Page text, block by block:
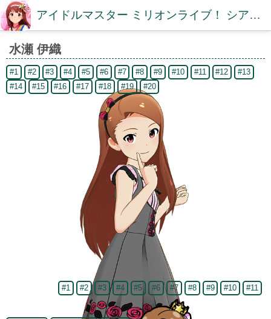
アイドルマスター ミリオンライブ！ シアターデイズDB【ミリシタDB】
水瀬 伊織
#1 #2 #3 #4 #5 #6 #7 #8 #9 #10 #11 #12
#13
#14
#15 #16 #17 #18 #19 #20
#1 #2 #3 #4 #5 #6 #7 #8 #9 #10 #11